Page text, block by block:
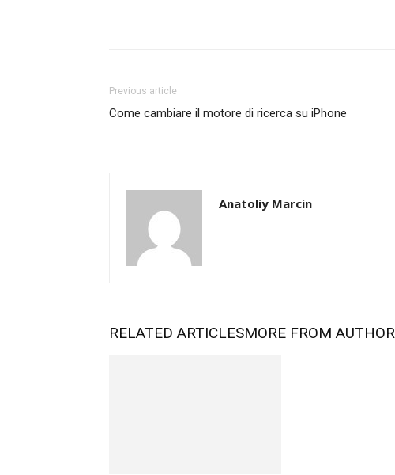
Previous article
Come cambiare il motore di ricerca su iPhone
Anatoliy Marcin
RELATED ARTICLESMORE FROM AUTHOR